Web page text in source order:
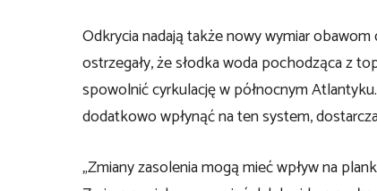
Odkrycia nadają także nowy wymiar
ostrzegały, że słodka woda pochodząca z
spowolnić cyrkulację w północnym
dodatkowo wpłynąć na ten system,
„Zmiany zasolenia mogą mieć wpływ na